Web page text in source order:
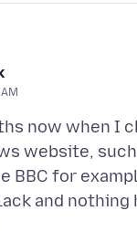
now when I
website, such
BBC for
and nothing